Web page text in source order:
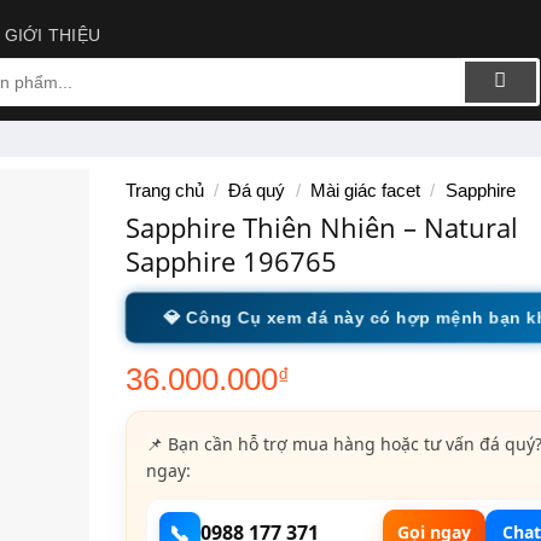
GIỚI THIỆU
Trang chủ / Đá quý / Mài giác facet / Sapphire
Sapphire Thiên Nhiên – Natural
Sapphire 196765
💎 Công Cụ xem đá này có hợp mệnh bạn
36.000.000₫
📌 Bạn cần hỗ trợ mua hàng hoặc tư vấn đá
ngay:
📞 0988 177 371 Gọi ngay